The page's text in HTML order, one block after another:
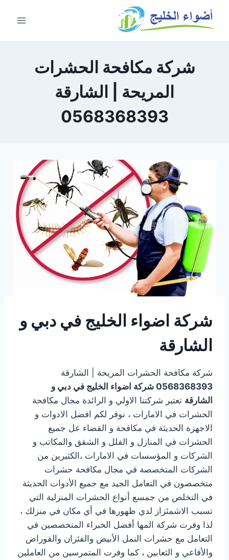
شركة مكافحة الحشرات
المريحة | الشارقة
0568368393
شركة اضواء الخليج في دبي و
الشارقة
شركة مكافحة الحشرات المريحة | الشارقة
0568368393 شركة اضواء الخليج في دبي و
الشارقة تعتبر شركتنا الاولي و الرائدة مجال مكافحة
الحشرات في الامارات ، نوفر لكم افضل الادوات و
الاجهزة الحديثة في مكافحة و القضاء عل جميع
الحشرات في المنازل و الفلل و الشقق والمكاتب و
الشركات و المؤسسات في الامارات ،الكثيرين من
الشركات المتخصصة في مجال مكافحة حشرات
متخصصون في التعامل الجيد مع جميع الأدوات الحديثة
في التخلص من جمسع أنواع الحشرات المنزلية التي
تسبب الاشمئزاز لدي ظهورها في أي مكان في منزلك ،
لذا وفرت شركة المها أفضل الخبراء المتخصصين في
التعامل مع حشرات النمل الأبيض والفئران والقوراض
والأفاعي و الثعابين ، كما وفرت المتمرسين من العاملين